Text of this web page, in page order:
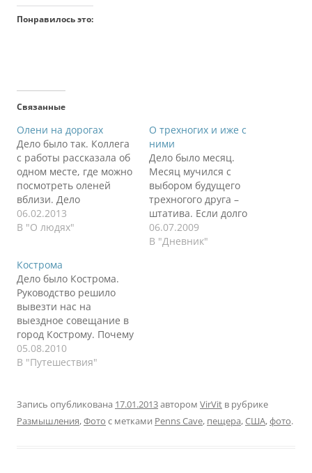
Понравилось это:
Связанные
Олени на дорогах
Дело было так. Коллега
с работы рассказала об
одном месте, где можно
посмотреть оленей
вблизи. Дело
интересное, сели и
поехали. Вроде бы
Дорога в обе стороны
заняла примерно 5-6
часов. Расстояние 150
километров в каждую
сторону. Но погода
испортилась, началась
снежная метель,
видимость
06.02.2013
В "О людях"
О трехногих и иже с
ними
Дело было месяц.
Месяц мучился с
выбором будущего
трехногого друга –
штатива. Если долго
мучиться, то что-нибудь
получится. Это закон
06.07.2009
В "Дневник"
Кострома
Дело было Кострома.
Руководство решило
вывезти нас на
выездное совещание в
город Кострому. Почему
так далеко - понятия не
имею. 330 км от
помещении,
совещались. А на
05.08.2010
В "Путешествия"
Запись опубликована 17.01.2013автором VirVit в рубрике
Размышления,Фото с метками Penns Cave, пещера,США,фото.